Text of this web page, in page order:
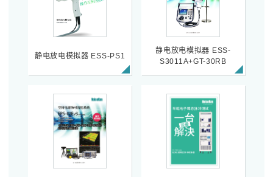
静电放电模拟器 ESS-PS1
静电放电模拟器 ESS-
S3011A+GT-30RB